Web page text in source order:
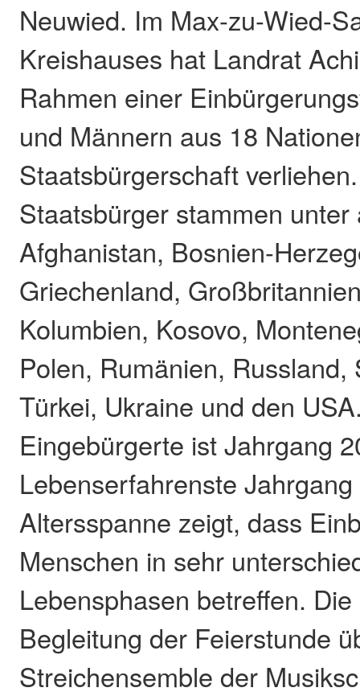
Neuwied. Im Max-zu-Wied-
Kreishauses hat Landrat
Rahmen einer
und Männern aus 18
Staatsbürgerschaft
Staatsbürger stammen
Afghanistan, Bosnien-
Griechenland,
Kolumbien, Kosovo,
Polen, Rumänien,
Türkei, Ukraine und den
Eingebürgerte ist Jahrgang
Lebenserfahrenste
Altersspanne zeigt, dass
Menschen in sehr
Lebensphasen betreffen.
Begleitung der Feierstunde
Streichensemble der